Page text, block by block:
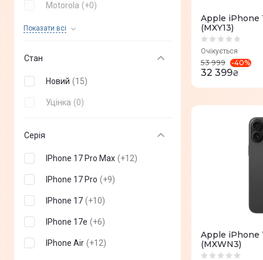
Motorola (+0)
Показати всi
OPPO (+
Sony +0)
Vertu + 0)
Sigma (+0 )
DOOGEE ( 0)
ZTE 0)
Стан
Новий (15)
Уцінка (0)
Серія
IPhone 17 Pro Max (+12)
IPhone 17 Pro (+9)
IPhone 17 (+10)
IPhone 17e (+6)
IPhone Air (+12)
Apple iPhone
(MXY13)
Очікується
53 999 -40%
32 399₴
Apple iPhone
(MXWN3)